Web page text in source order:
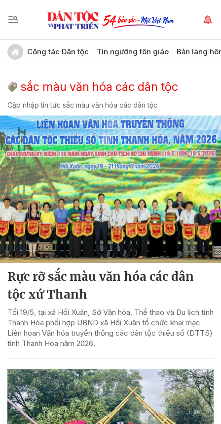
Công tác Dân tộc Tín ngưỡng tôn giáo Bản làng
sắc màu văn hóa các dân tộc
Cập nhập tin tức sắc màu văn hóa các dân tộc
Rực rỡ sắc màu văn hóa các dân
tộc xứ Thanh
Tối 19/5, tại xã Hồi Xuân, Sở Văn hóa, Thể thao và Du lịch tỉnh
Thanh Hóa phối hợp UBND xã Hồi Xuân tổ chức khai mạc
Liên hoan Văn hóa truyền thống các dân tộc thiểu số (DTTS)
tỉnh Thanh Hóa năm 2026.